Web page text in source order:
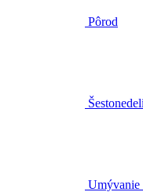
Pôrod